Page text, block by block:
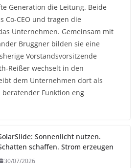
Generation die Leitung. Beide
Co-CEO und tragen die
Unternehmen. Gemeinsam mit
Bruggner bilden sie eine
Vorstandsvorsitzende
Reißer wechselt in den
dem Unternehmen dort als
Funktion eng
Sonnenlicht nutzen.
schaffen. Strom erzeugen
30/07/2026